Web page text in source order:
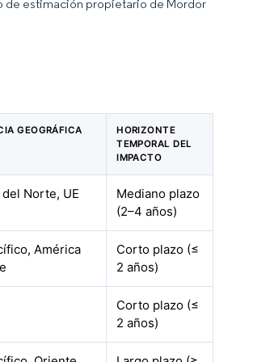
de estimación propietario de Mordor
GEOGRÁFICA
HORIZONTE
TEMPORAL DEL
IMPACTO
Norte, UE
Mediano plazo
(2–4 años)
América
Corto plazo (≤
2 años)
Corto plazo (≤
2 años)